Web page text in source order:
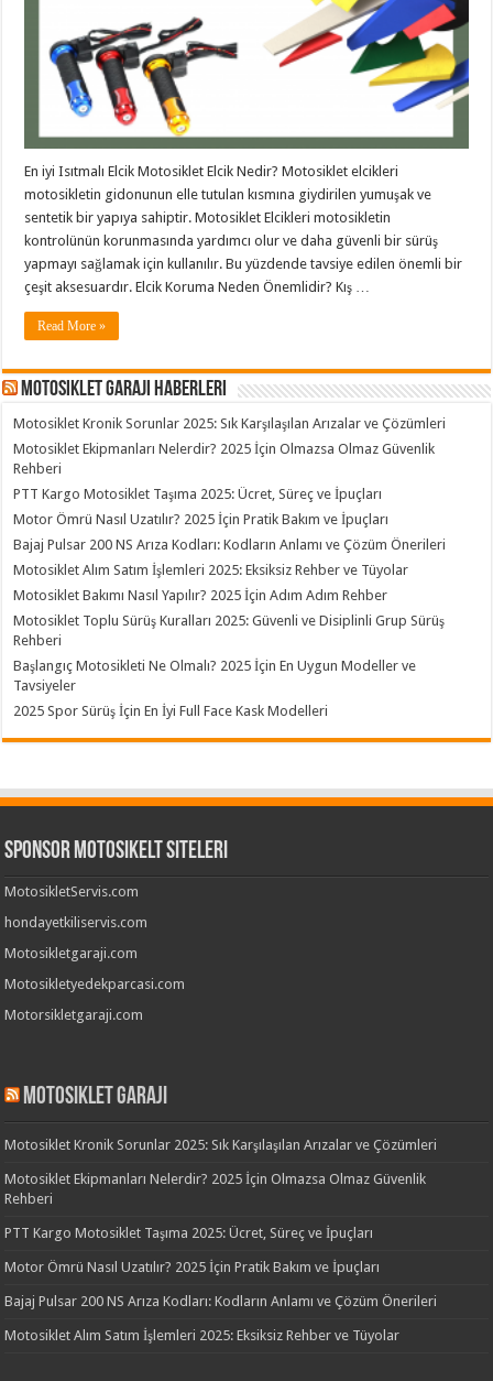
En iyi Isıtmalı Elcik Motosiklet Elcik Nedir? Motosiklet elcikleri
motosikletin gidonunun elle tutulan kısmına giydirilen yumuşak ve
sentetik bir yapıya sahiptir. Motosiklet Elcikleri motosikletin
kontrolünün korunmasında yardımcı olur ve daha güvenli bir sürüş
yapmayı sağlamak için kullanılır. Bu yüzdende tavsiye edilen önemli bir
çeşit aksesuardır. Elcik Koruma Neden Önemlidir? Kış …
Read More »
Motosiklet Garajı Haberleri
Motosiklet Kronik Sorunlar 2025: Sık Karşılaşılan Arızalar ve Çözümleri
Motosiklet Ekipmanları Nelerdir? 2025 İçin Olmazsa Olmaz Güvenlik
Rehberi
PTT Kargo Motosiklet Taşıma 2025: Ücret, Süreç ve İpuçları
Motor Ömrü Nasıl Uzatılır? 2025 İçin Pratik Bakım ve İpuçları
Bajaj Pulsar 200 NS Arıza Kodları: Kodların Anlamı ve Çözüm Önerileri
Motosiklet Alım Satım İşlemleri 2025: Eksiksiz Rehber ve Tüyolar
Motosiklet Bakımı Nasıl Yapılır? 2025 İçin Adım Adım Rehber
Motosiklet Toplu Sürüş Kuralları 2025: Güvenli ve Disiplinli Grup Sürüş
Rehberi
Başlangıç Motosikleti Ne Olmalı? 2025 İçin En Uygun Modeller ve
Tavsiyeler
2025 Spor Sürüş İçin En İyi Full Face Kask Modelleri
Sponsor Motosikelt Siteleri
MotosikletServis.com
hondayetkiliservis.com
Motosikletgaraji.com
Motosikletyedekparcasi.com
Motorsikletgaraji.com
Motosiklet Garaji
Motosiklet Kronik Sorunlar 2025: Sık Karşılaşılan Arızalar ve Çözümleri
Motosiklet Ekipmanları Nelerdir? 2025 İçin Olmazsa Olmaz Güvenlik
Rehberi
PTT Kargo Motosiklet Taşıma 2025: Ücret, Süreç ve İpuçları
Motor Ömrü Nasıl Uzatılır? 2025 İçin Pratik Bakım ve İpuçları
Bajaj Pulsar 200 NS Arıza Kodları: Kodların Anlamı ve Çözüm Önerileri
Motosiklet Alım Satım İşlemleri 2025: Eksiksiz Rehber ve Tüyolar